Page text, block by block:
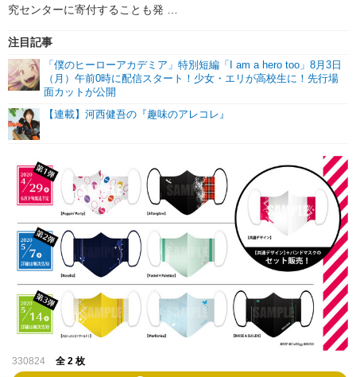
究センターに寄付することも発 …
注目記事
「僕のヒーローアカデミア」特別短編「I am a hero too」8月3日
（月）午前0時に配信スタート！少女・エリが高校生に！先行場
面カットが公開
【連載】河西健吾の『趣味のアレコレ』
330824 全 2 枚